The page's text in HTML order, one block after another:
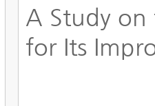
A Study on
for Its